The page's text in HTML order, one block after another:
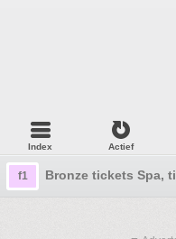
Index Actief
f1 Bronze tickets Spa,